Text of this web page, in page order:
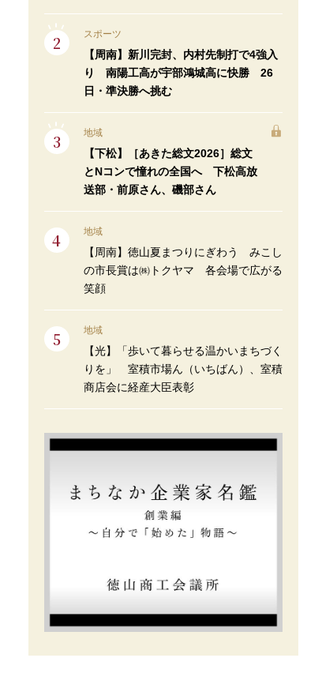
スポーツ
【周南】新川完封、内村先制打で4強入
り 南陽工高が宇部鴻城高に快勝 26
日・準決勝へ挑む
地域
【下松】［あきた総文2026］総文
とNコンで憧れの全国へ 下松高放
送部・前原さん、磯部さん
地域
【周南】徳山夏まつりにぎわう みこし
の市長賞は㈱トクヤマ 各会場で広がる
笑顔
地域
【光】「歩いて暮らせる温かいまちづく
りを」 室積市場ん（いちばん）、室積
商店会に経産大臣表彰